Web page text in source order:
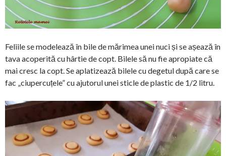
Feliile se modelează în bile de mărimea unei nuci și se așează în
tava acoperită cu hârtie de copt. Bilele să nu fie apropiate că
mai cresc la copt. Se aplatizează bilele cu degetul după care se
fac „ciupercuțele” cu ajutorul unei sticle de plastic de 1/2 litru.